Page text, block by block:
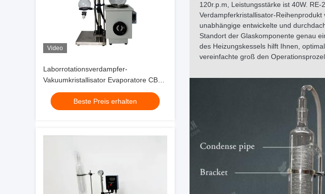
Video
Laborrotationsverdampfer-
Vakuumkristallisator Evaporatore CBD
Distillar
Beste Preis erhalten
120r.p.m, Leistungsstärke ist 40W.
Verdampferkristallisator-
unabhängige entwickelte und
Standort der Glaskomponente genau
des Heizungskessels hilft Ihnen,
vereinfachte groß den